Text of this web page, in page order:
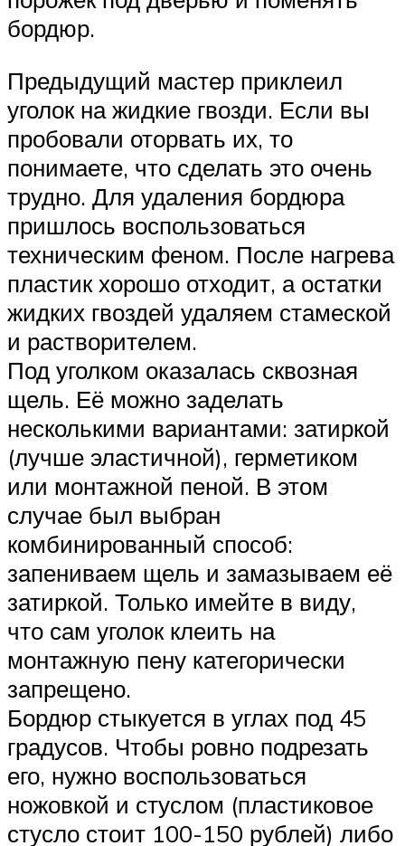
бордюр.
Предыдущий мастер приклеил
уголок на жидкие гвозди. Если вы
пробовали оторвать их, то
понимаете, что сделать это очень
трудно. Для удаления бордюра
пришлось воспользоваться
техническим феном. После нагрева
пластик хорошо отходит, а остатки
жидких гвоздей удаляем стамеской
и растворителем.
Под уголком оказалась сквозная
щель. Её можно заделать
несколькими вариантами: затиркой
(лучше эластичной), герметиком
или монтажной пеной. В этом
случае был выбран
комбинированный способ:
запениваем щель и замазываем её
затиркой. Только имейте в виду,
что сам уголок клеить на
монтажную пену категорически
запрещено.
Бордюр стыкуется в углах под 45
градусов. Чтобы ровно подрезать
его, нужно воспользоваться
ножовкой и стуслом (пластиковое
стусло стоит 100-150 рублей) либо